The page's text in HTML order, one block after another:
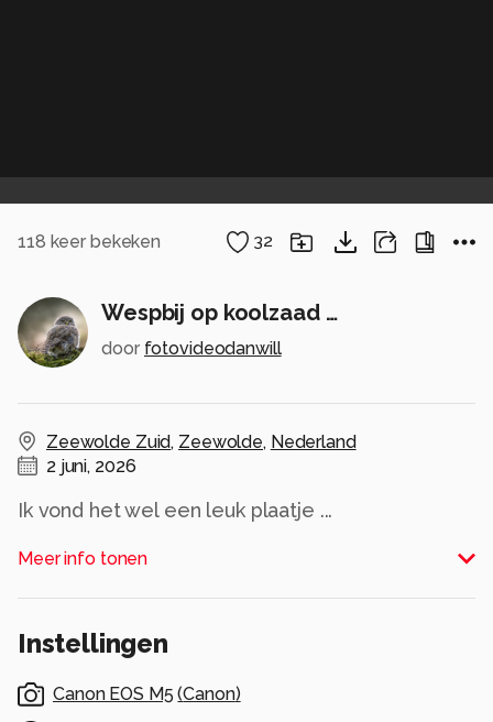
118 keer bekeken 32
Wespbij op koolzaad …
door fotovideodanwill
Zeewolde Zuid, Zeewolde, Nederland
2 juni, 2026
Ik vond het wel een leuk plaatje ...
Alle rechten voorbehouden
Meer info tonen
Instellingen
Canon EOS M5 (Canon)